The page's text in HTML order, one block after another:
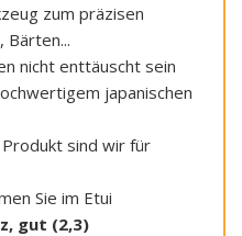
zum präzisen
Bärten...
nicht enttäuscht sein
japanischen
sind wir für
Sie im Etui
gut (2,3)